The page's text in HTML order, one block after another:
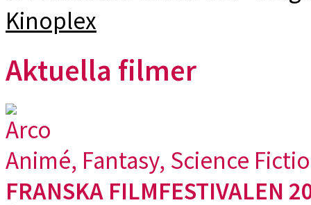
Kinoplex
Aktuella filmer
Arco
Animé, Fantasy, Science
FRANSKA FILMFESTIVALEN